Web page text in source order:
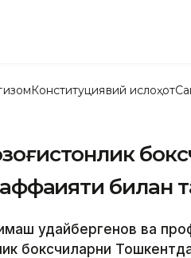
Конституциявий ислоҳот
билан
Қудайбергенов ва
боксчиларни